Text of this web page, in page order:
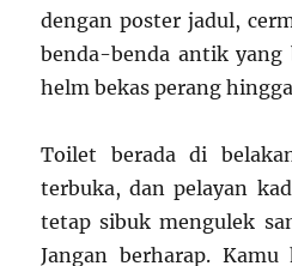
dengan poster jadul,
benda-benda antik
helm bekas perang
Toilet berada di
terbuka, dan pelayan
tetap sibuk mengulek
Jangan berharap.